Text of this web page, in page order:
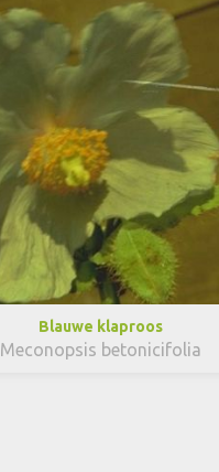
Blauwe klaproos
Meconopsis betonicifolia